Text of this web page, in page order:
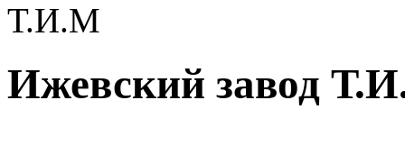
Т.И.М
Ижевский завод